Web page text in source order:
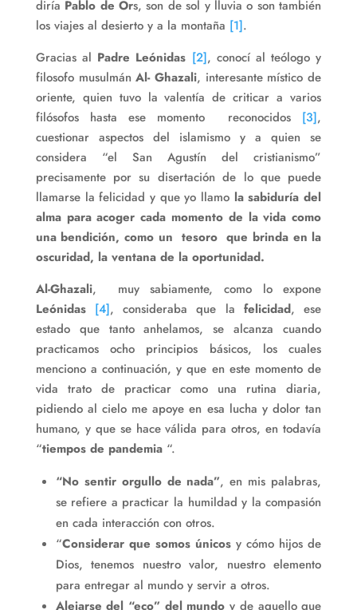
diría Pablo de Ors, son de sol y lluvia o son también
los viajes al desierto y a la montaña [1].
Gracias al Padre Leónidas [2], conocí al teólogo y
filosofo musulmánAl- Ghazali, interesante místico de
oriente, quien tuvo la valentía de criticar a varios
filósofos hasta ese momento reconocidos [3],
cuestionar aspectos del islamismo y a quien se
considera “el San Agustín del cristianismo”
precisamente por su disertación de lo que puede
llamarse la felicidad y que yo llamo la sabiduría del
alma para acoger cada momento de la vida como
una bendición, como un tesoro que brinda en la
oscuridad, la ventana de la oportunidad.
Al-Ghazali, muy sabiamente, como lo expone
Leónidas [4], consideraba que la felicidad, ese
estado que tanto anhelamos, se alcanza cuando
practicamos ocho principios básicos, los cuales
menciono a continuación, y que en este momento de
vida trato de practicar como una rutina diaria,
pidiendo al cielo me apoye en esa lucha y dolor tan
humano, y que se hace válida para otros, en todavía
“tiempos de pandemia“.
“No sentir orgullo de nada”, en mis palabras,
se refiere a practicar la humildad y la compasión
en cada interacción con otros.
“Considerar que somos únicosy cómo hijos de
Dios, tenemos nuestro valor, nuestro elemento
para entregar al mundo y servir a otros.
Alejarse del “eco” del mundo y de aquello que